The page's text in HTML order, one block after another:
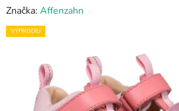
Značka: Affenzahn
VÝPRODEJ